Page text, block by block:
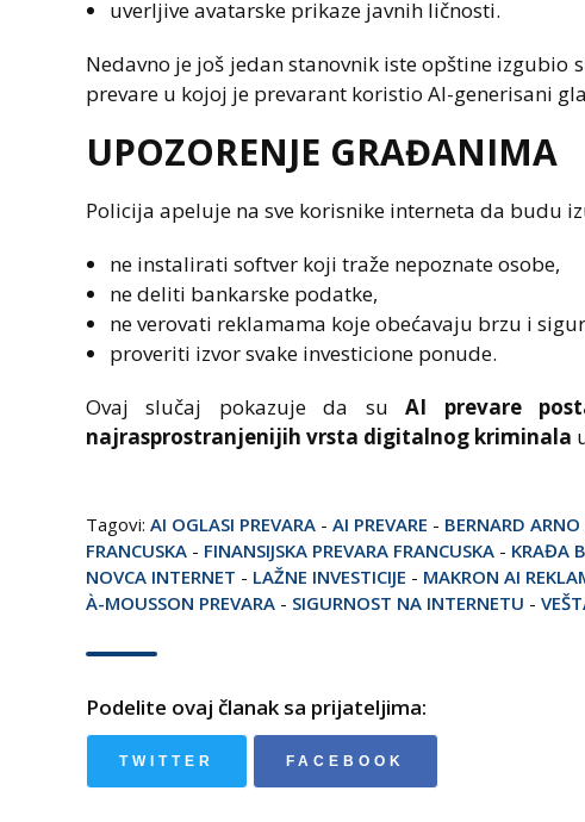
uverljive avatarske prikaze javnih ličnosti.
Nedavno je još jedan stanovnik iste opštine izgubio
prevare u kojoj je prevarant koristio AI-generisani
UPOZORENJE GRAĐANIMA
Policija apeluje na sve korisnike interneta da budu
ne instalirati softver koji traže nepoznate osobe,
ne deliti bankarske podatke,
ne verovati reklamama koje obećavaju brzu i
proveriti izvor svake investicione ponude.
Ovaj slučaj pokazuje da suAI prevare
najrasprostranjenijih vrsta digitalnog kriminala
Tagovi: AI OGLASI PREVARA - AI PREVARE - BERNARD ARNO
FRANCUSKA - FINANSIJSKA PREVARA FRANCUSKA - KRAĐA
NOVCA INTERNET - LAŽNE INVESTICIJE - MAKRON AI
À-MOUSSON PREVARA - SIGURNOST NA INTERNETU -
Podelite ovaj članak sa prijateljima:
TWITTER FACEBOOK